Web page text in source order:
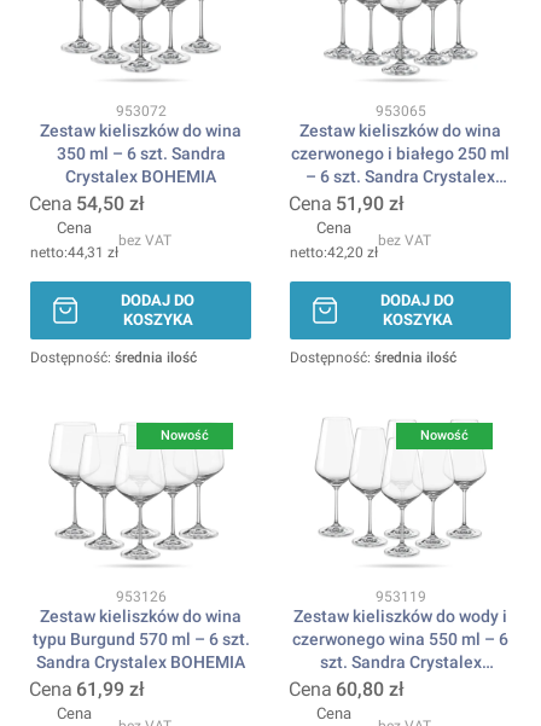
Kod produktu
953072
Zestaw kieliszków do wina
350 ml – 6 szt. Sandra
Crystalex BOHEMIA
Cena 54,50 zł
Cena
44,31 zł
bez VAT
DODAJ DO
KOSZYKA
Dostępność: średnia ilość
Kod produktu
953065
Zestaw kieliszków do wina
czerwonego i białego 250 ml
– 6 szt. Sandra Crystalex
BOHEMIA
Cena 51,90 zł
Cena
42,20 zł
bez VAT
DODAJ DO
KOSZYKA
Dostępność: średnia ilość
Nowość
Kod produktu
953126
Zestaw kieliszków do wina
typu Burgund 570 ml – 6 szt.
Sandra Crystalex BOHEMIA
Cena 61,99 zł
Cena
Nowość
Kod produktu
953119
Zestaw kieliszków do wody i
czerwonego wina 550 ml – 6
szt. Sandra Crystalex
BOHEMIA
Cena 60,80 zł
Cena